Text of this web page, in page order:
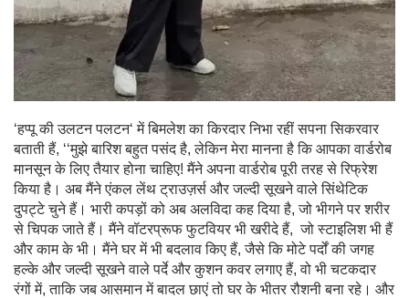
‘हप्पू की उलटन पलटन‘ में बिमलेश का किरदार निभा रहीं सपना सिकरवार
बताती हैं, ‘‘मुझे बारिश बहुत पसंद है, लेकिन मेरा मानना है कि आपका वार्डरोब
मानसून के लिए तैयार होना चाहिए! मैंने अपना वार्डरोब पूरी तरह से रिफ्रेश
किया है। अब मैंने एंकल लेंथ ट्राउज़र्स और जल्दी सूखने वाले सिंथेटिक
दुपट्टे चुने हैं। भारी कपड़ों को अब अलविदा कह दिया है, जो भीगने पर शरीर
से चिपक जाते हैं। मैंने वॉटरप्रूफ फुटवियर भी खरीदे हैं, जो स्टाइलिश भी हैं
और काम के भी। मैंने घर में भी बदलाव किए हैं, जैसे कि मोटे पर्दों की जगह
हल्के और जल्दी सूखने वाले पर्दे और कुशन कवर लगाए हैं, वो भी चटकदार
रंगों में, ताकि जब आसमान में बादल छाएं तो घर के भीतर रौशनी बना रहे। और